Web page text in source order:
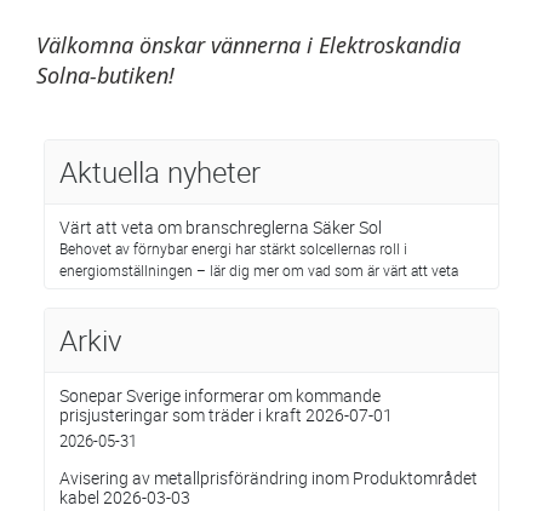
Välkomna önskar vännerna i Elektroskandia
Solna-butiken!
Aktuella nyheter
Värt att veta om branschreglerna Säker Sol
Behovet av förnybar energi har stärkt solcellernas roll i
energiomställningen – lär dig mer om vad som är värt att veta
Arkiv
Sonepar Sverige informerar om kommande
prisjusteringar som träder i kraft 2026-07-01
2026-05-31
Avisering av metallprisförändring inom Produktområdet
kabel 2026-03-03